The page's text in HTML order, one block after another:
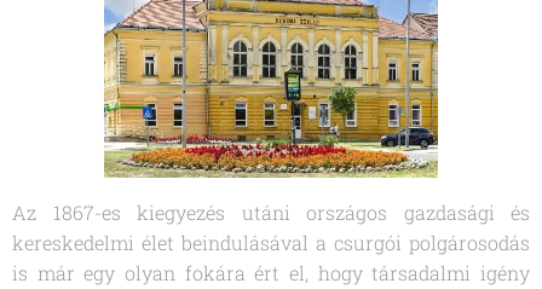
Az 1867-es kiegyezés utáni országos gazdasági és
kereskedelmi élet beindulásával a csurgói polgárosodás
is már egy olyan fokára ért el, hogy társadalmi igény